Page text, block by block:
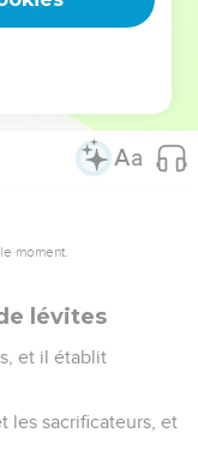
vous, et bâtissez le
l'arche de l'alliance
moment.
lévites
et il établit
les sacrificateurs, et